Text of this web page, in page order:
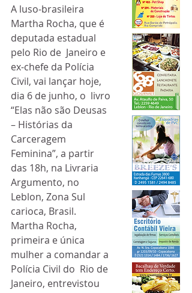
A luso-brasileira
Martha Rocha, que é
deputada estadual
pelo Rio de  Janeiro e
ex-chefe da Polícia
Civil, vai lançar hoje,
dia 6 de junho, o  livro
“Elas não são Deusas
– Histórias da
Carceragem
Feminina”, a partir
das 18h, na Livraria
Argumento, no
Leblon, Zona Sul
carioca, Brasil.
Martha Rocha,
primeira e única
mulher a comandar a
Polícia Civil do  Rio de
Janeiro, entrevistou